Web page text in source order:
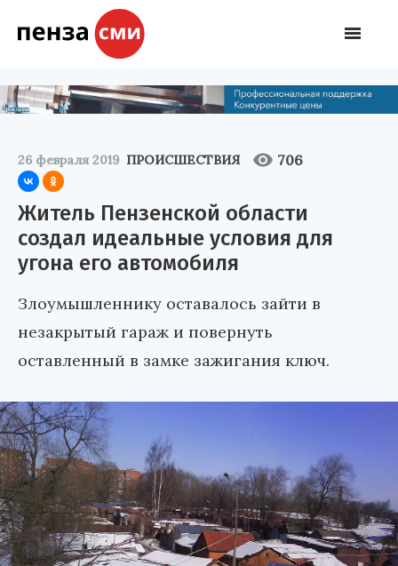
26 февраля 2019 ПРОИСШЕСТВИЯ 706
Житель Пензенской области
создал идеальные условия для
угона его автомобиля
Злоумышленнику оставалось зайти в
незакрытый гараж и повернуть
оставленный в замке зажигания ключ.